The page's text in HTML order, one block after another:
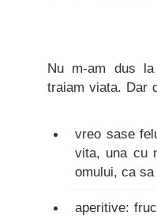
Nu m-am dus la
traiam viata. Dar
vreo sase
vita, una cu
omului, ca
aperitive: